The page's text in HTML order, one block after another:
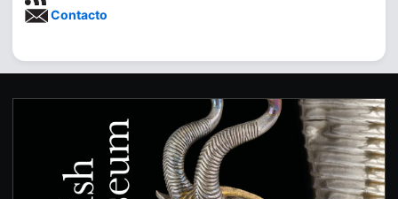
Contacto